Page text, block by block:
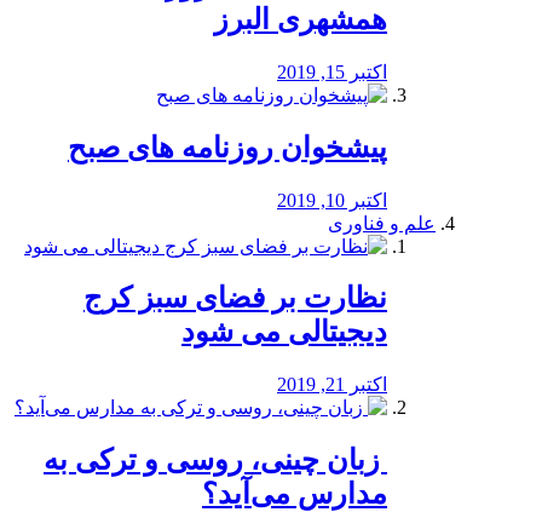
همشهری البرز
اکتبر 15, 2019
پیشخوان روزنامه های صبح
اکتبر 10, 2019
علم و فناوری
نظارت بر فضای سبز کرج
دیجیتالی می شود
اکتبر 21, 2019
️ زبان چینی، روسی و ترکی به
مدارس می‌آید؟